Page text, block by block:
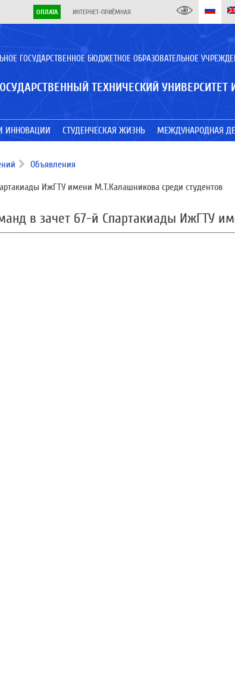
ОПЛАТА ИНТЕРНЕТ-ПРИЁМНАЯ
ГОСУДАРСТВЕННОЕ БЮДЖЕТНОЕ ОБРАЗОВАТЕЛЬНОЕ
ТЕХНИЧЕСКИЙ
ИННОВАЦИИ СТУДЕНЧЕСКАЯ ЖИЗНЬ МЕЖДУНАРОДНАЯ
Объявления
ИжГТУ имени М.Т.Калашникова среди студентов
в зачет 67-й Спартакиады ИжГТУ